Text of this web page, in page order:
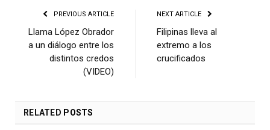
PREVIOUS ARTICLE
Llama López Obrador
a un diálogo entre los
distintos credos
(VIDEO)
NEXT ARTICLE
Filipinas lleva al
extremo a los
crucificados
RELATED POSTS